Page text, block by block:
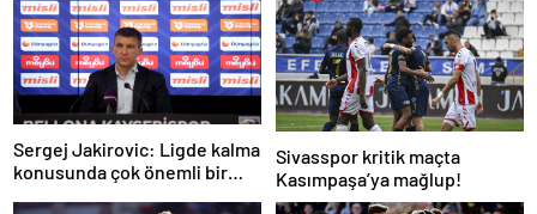
Sergej Jakirovic: Ligde kalma
konusunda çok önemli bir
Sivasspor kritik maçta
Kasımpaşa’ya mağlup!